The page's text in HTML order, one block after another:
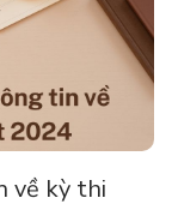
về kỳ thi